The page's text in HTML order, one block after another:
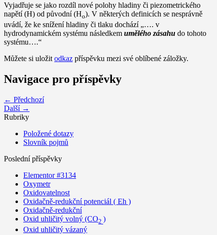
Vyjadřuje se jako rozdíl nové polohy hladiny či piezometrického
napětí (H) od původní (Ho). V některých definicích se nesprávně
uvádí, že ke snížení hladiny či tlaku dochází „…. v
hydrodynamickém systému následkem umělého zásahu do tohoto
systému….“
Můžete si uložit odkaz příspěvku mezi své oblíbené záložky.
Navigace pro příspěvky
← Předchozí
Další →
Rubriky
Položené dotazy
Slovník pojmů
Poslední příspěvky
Elementor #3134
Oxymetr
Oxidovatelnost
Oxidačně-redukční potenciál ( Eh )
Oxidačně-redukční
Oxid uhličitý volný (CO2 )
Oxid uhličitý vázaný